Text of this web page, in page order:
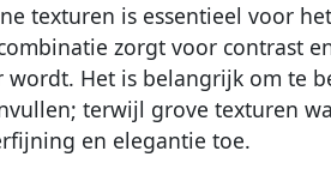
texturen is essentieel voor
zorgt voor contrast
Het is belangrijk om te
terwijl grove texturen
en elegantie toe.